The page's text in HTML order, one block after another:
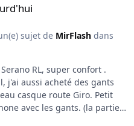
sujet de MirFlashdans
RL, super confort .
j'ai aussi acheté des gants
casque route Giro. Petit
avec les gants. (la partie